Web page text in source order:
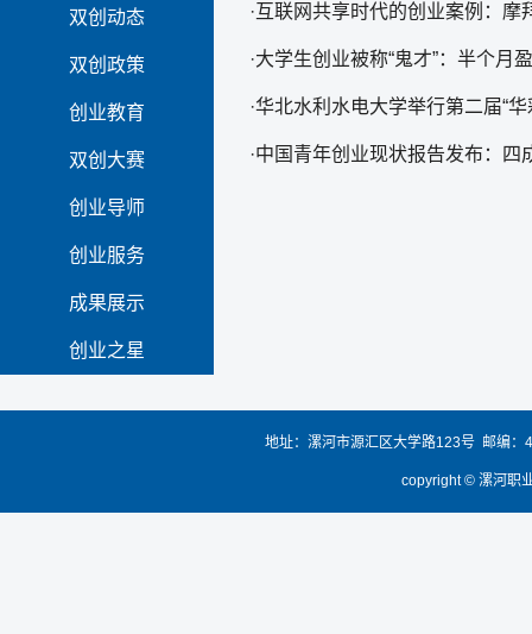
双创动态
双创政策
创业教育
双创大赛
创业导师
创业服务
成果展示
创业之星
·互联网共享时代的创业案例：摩
·大学生创业被称“鬼才”：半个月
·华北水利水电大学举行第二届“
·中国青年创业现状报告发布：四
地址：漯河市源汇区大学路123号 邮编
copyright © 漯河职